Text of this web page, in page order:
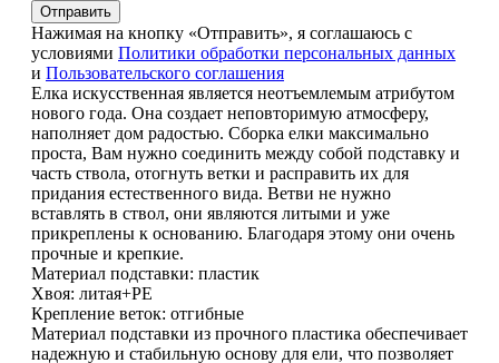
Отправить
Нажимая на кнопку «Отправить», я соглашаюсь с
условиями Политики обработки персональных данных
и Пользовательского соглашения
Елка искусственная является неотъемлемым атрибутом
нового года. Она создает неповторимую атмосферу,
наполняет дом радостью. Сборка елки максимально
проста, Вам нужно соединить между собой подставку и
часть ствола, отогнуть ветки и расправить их для
придания естественного вида. Ветви не нужно
вставлять в ствол, они являются литыми и уже
прикреплены к основанию. Благодаря этому они очень
прочные и крепкие.
Материал подставки: пластик
Хвоя: литая+РЕ
Крепление веток: отгибные
Материал подставки из прочного пластика обеспечивает
надежную и стабильную основу для ели, что позволяет